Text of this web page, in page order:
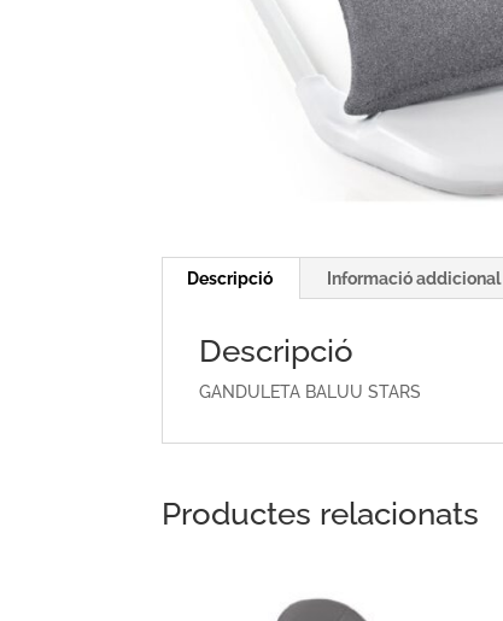
Descripció Informació addicional
Descripció
GANDULETA BALUU STARS
Productes relacionats